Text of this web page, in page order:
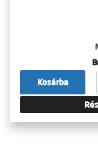
Kosárba